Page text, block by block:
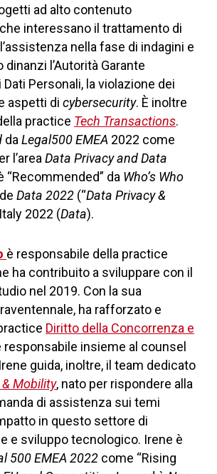
ad alto contenuto
interessano il trattamento di
l’assistenza nella fase di indagini e
l’Autorità Garante
Personali, la violazione dei
aspetti di cybersecurity. È inoltre
practice Tech Transactions.
da Legal500 EMEA 2022 come
l’area Data Privacy and Data
“Recommended” da Who’s Who
Data 2022 (“Data Privacy &
2022 (Data).
è responsabile della practice
ha contribuito a sviluppare con il
nel 2019. Con la sua
ha rafforzato e
Diritto della Concorrenza e
responsabile insieme al counsel
guida, inoltre, il team dedicato
Mobility, nato per rispondere alla
di assistenza sui temi
in questo settore di
e sviluppo tecnologico. Irene è
500 EMEA 2022 come “Rising